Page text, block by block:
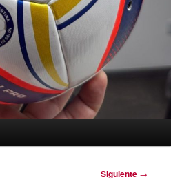
Siguiente →